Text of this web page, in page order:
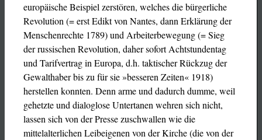
europäische Beispiel zerstören, welches die bürgerliche
Revolution (= erst Edikt von Nantes, dann Erklärung der
Menschenrechte 1789) und Arbeiterbewegung (= Sieg
der russischen Revolution, daher sofort Achtstundentag
und Tarifvertrag in Europa, d.h. taktischer Rückzug der
Gewalthaber bis zu für sie »besseren Zeiten« 1918)
herstellen konnten. Denn arme und dadurch dumme, weil
gehetzte und dialoglose Untertanen wehren sich nicht,
lassen sich von der Presse zuschwallen wie die
mittelalterlichen Leibeigenen von der Kirche (die von der